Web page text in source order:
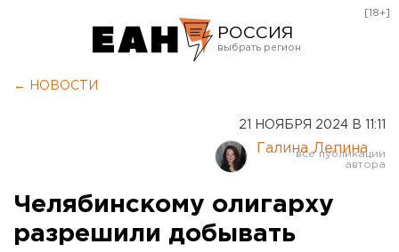
РОССИЯ
Курган
Оренбург
[18+]
← НОВОСТИ
21 НОЯБРЯ 2024 В 11:11
Галина Лепина
Челябинскому олигарху
разрешили добывать